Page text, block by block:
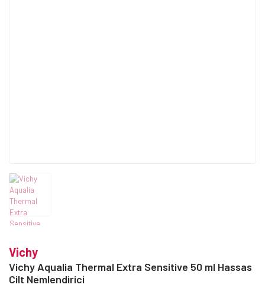
Vichy
Vichy Aqualia Thermal Extra Sensitive 50 ml Hassas
Cilt Nemlendirici